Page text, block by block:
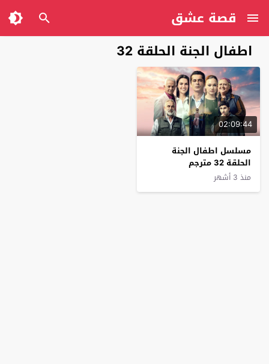
قصة عشق
اطفال الجنة الحلقة 32
02:09:44
مسلسل اطفال الجنة
الحلقة 32 مترجم
منذ 3 أشهر